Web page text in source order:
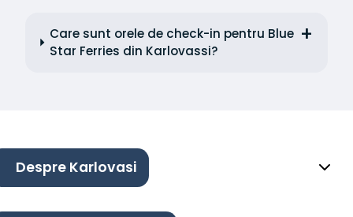
Care sunt orele de check-in pentru Blue
Star Ferries din Karlovassi?
Despre Karlovasi